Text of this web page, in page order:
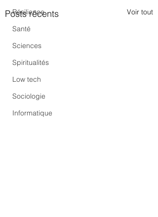
Résilience
Santé
Sciences
Spiritualités
Low tech
Sociologie
Informatique
Posts récents Voir tout